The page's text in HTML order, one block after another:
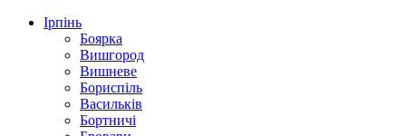
Ірпінь
Боярка
Вишгород
Вишневе
Бориспіль
Васильків
Бортничі